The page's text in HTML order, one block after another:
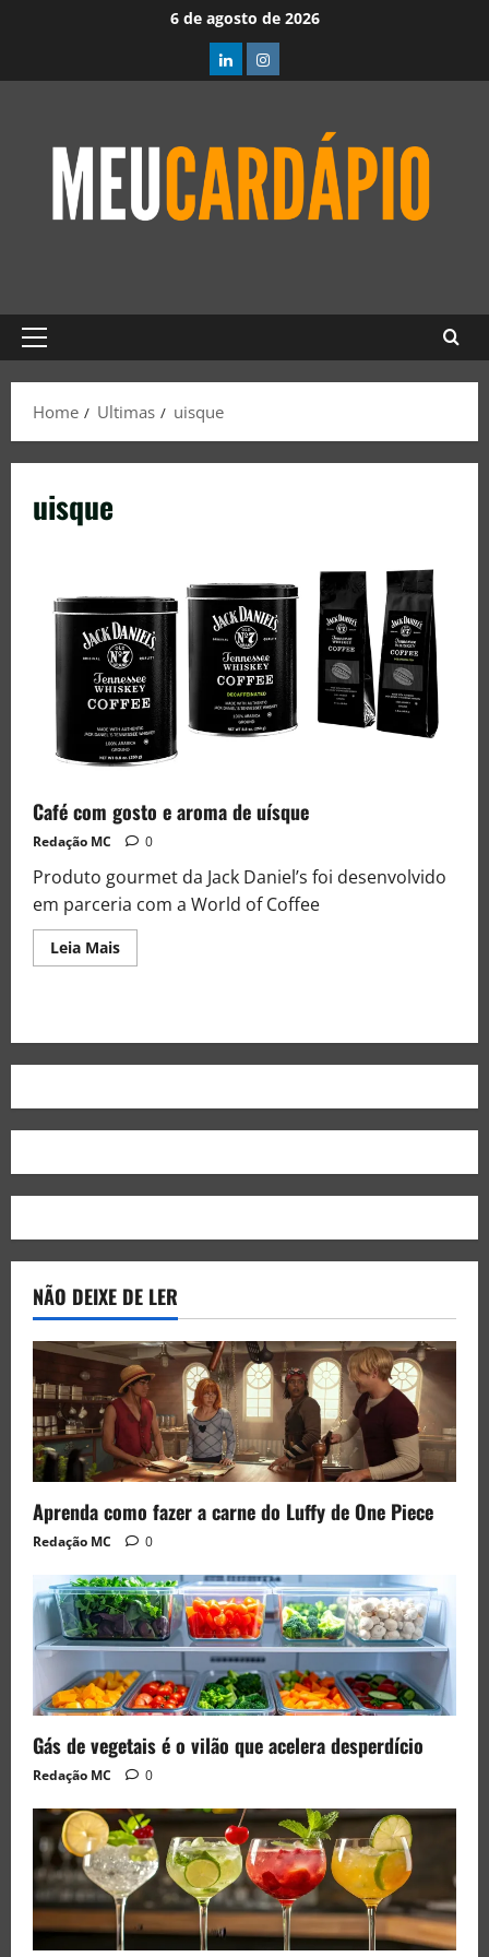
6 de agosto de 2026
Home Ultimas uisque
uisque
Café com gosto e aroma de uísque
Redação MC 0
Produto gourmet da Jack Daniel’s foi desenvolvido
em parceria com a World of Coffee
Leia Mais
NÃO DEIXE DE LER
Aprenda como fazer a carne do Luffy de One Piece
Redação MC 0
Gás de vegetais é o vilão que acelera desperdício
Redação MC 0